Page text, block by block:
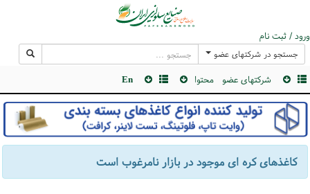
ورود / ثبت نام
جستجو در شرکتهای عضو
شرکتهای عضو محتوا En
كاغذهای كره ای موجود در بازار نامرغوب است